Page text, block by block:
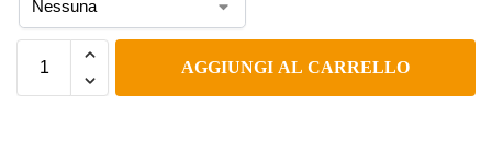
AGGIUNGI AL CARRELLO